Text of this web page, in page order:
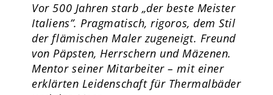
Vor 500 Jahren starb „der beste Meister
Italiens”. Pragmatisch, rigoros, dem Stil
der flämischen Maler zugeneigt. Freund
von Päpsten, Herrschern und Mäzenen.
Mentor seiner Mitarbeiter – mit einer
erklärten Leidenschaft für Thermalbäder